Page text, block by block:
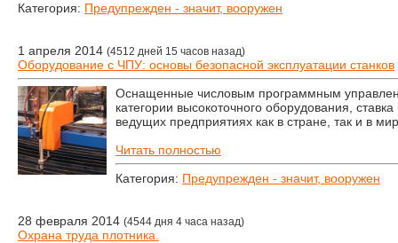
Категория: Предупрежден - значит, вооружен
1 апреля 2014 (4512 дней 15 часов назад)
Оборудование с ЧПУ: основы безопасной эксплуатации станков
Оснащенные числовым программным
категории высокоточного оборудования,
ведущих предприятиях как в стране, так и в
Читать полностью
Категория: Предупрежден - значит, вооружен
28 февраля 2014 (4544 дня 4 часа назад)
Охрана труда плотника.